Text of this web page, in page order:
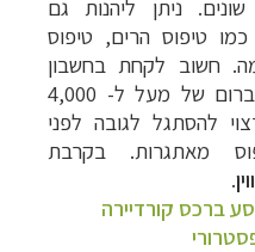
ניתן ליהנות גם
טיפוס הרים, טיפוס
חשוב לקחת בחשבון
שהטיולים באזור מתקיימים ברום של מעל ל- 4,000
להסתגל לגובה לפני
מאתגרות. בקרבת
.
ברכס קורדיירה